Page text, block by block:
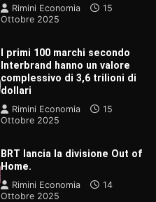
Rimini Economia
15
Ottobre 2025
I primi 100 marchi secondo
Interbrand hanno un valore
complessivo di 3,6 trilioni di
dollari
Rimini Economia
15
Ottobre 2025
BRT lancia la divisione Out of
Home.
Rimini Economia
14
Ottobre 2025